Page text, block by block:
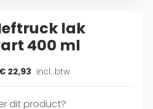
lak
400 ml
€ 22,93 incl. btw
dit product?